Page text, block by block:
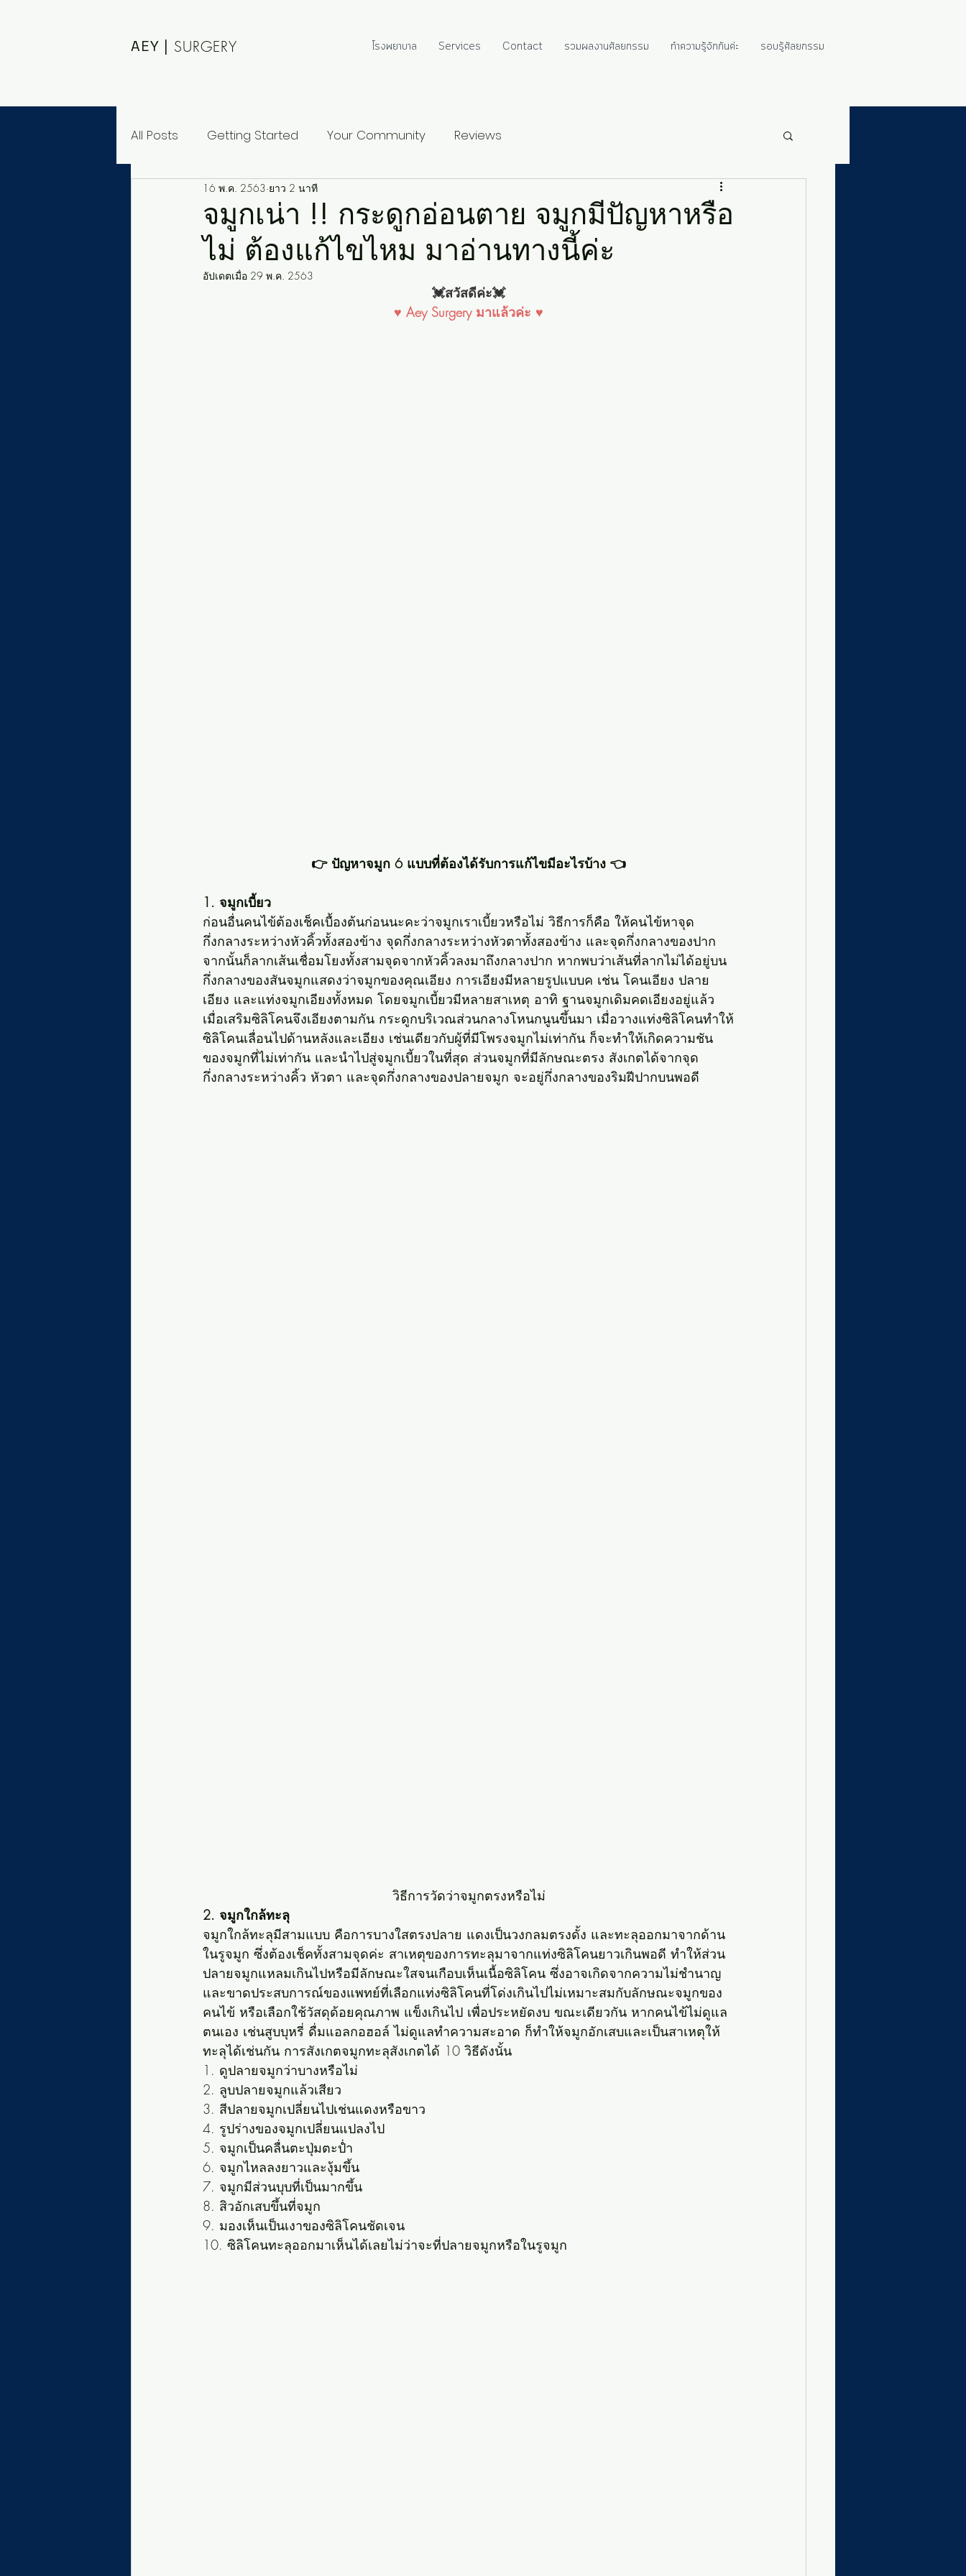
AEY | SURGERY โรงพยาบาล Services Contact รวมผลงานศัลยกรรม ทำความรู้จักกันค่ะ รอบรู้ศัลยกรรม
All Posts Getting Started Your Community Reviews
จมูกเน่า !! กระดูกอ่อนตาย จมูกมีปัญหาหรือ
ไม่ ต้องแก้ไขไหม มาอ่านทางนี้ค่ะ
16 พ.ค. 2563 ยาว 2 นาที
อัปเดตเมื่อ 29 พ.ค. 2563
💓สวัสดีค่ะ💓
♥ Aey Surgery มาแล้วค่ะ ♥
👉 ปัญหาจมูก 6 แบบที่ต้องได้รับการแก้ไขมีอะไรบ้าง 👈
1. จมูกเบี้ยว
ก่อนอื่นคนไข้ต้องเช็คเบื้องต้นก่อนนะคะว่าจมูกเราเบี้ยวหรือไม่ วิธีการก็คือ ให้คนไข้หาจุด
กึ่งกลางระหว่างหัวคิ้วทั้งสองข้าง จุดกึ่งกลางระหว่างหัวตาทั้งสองข้าง และจุดกึ่งกลางของปาก
จากนั้นก็ลากเส้นเชื่อมโยงทั้งสามจุดจากหัวคิ้วลงมาถึงกลางปาก หากพบว่าเส้นที่ลากไม่ได้อยู่บน
กึ่งกลางของสันจมูกแสดงว่าจมูกของคุณเอียง การเอียงมีหลายรูปแบบค เช่น โคนเอียง ปลาย
เอียง และแท่งจมูกเอียงทั้งหมด โดยจมูกเบี้ยวมีหลายสาเหตุ อาทิ ฐานจมูกเดิมคดเอียงอยู่แล้ว
เมื่อเสริมซิลิโคนจึงเอียงตามกัน กระดูกบริเวณส่วนกลางโหนกนูนขึ้นมา เมื่อวางแท่งซิลิโคนทำให้
ซิลิโคนเลื่อนไปด้านหลังและเอียง เช่นเดียวกับผู้ที่มีโพรงจมูกไม่เท่ากัน ก็จะทำให้เกิดความชัน
ของจมูกที่ไม่เท่ากัน และนำไปสู่จมูกเบี้ยวในที่สุด ส่วนจมูกที่มีลักษณะตรง สังเกตได้จากจุด
กึ่งกลางระหว่างคิ้ว หัวตา และจุดกึ่งกลางของปลายจมูก จะอยู่กึ่งกลางของริมฝีปากบนพอดี
วิธีการวัดว่าจมูกตรงหรือไม่
2. จมูกใกล้ทะลุ
จมูกใกล้ทะลุมีสามแบบ คือการบางใสตรงปลาย แดงเป็นวงกลมตรงดั้ง และทะลุออกมาจากด้าน
ในรูจมูก ซึ่งต้องเช็คทั้งสามจุดค่ะ สาเหตุของการทะลุมาจากแท่งซิลิโคนยาวเกินพอดี ทำให้ส่วน
ปลายจมูกแหลมเกินไปหรือมีลักษณะใสจนเกือบเห็นเนื้อซิลิโคน ซึ่งอาจเกิดจากความไม่ชำนาญ
และขาดประสบการณ์ของแพทย์ที่เลือกแท่งซิลิโคนที่โด่งเกินไปไม่เหมาะสมกับลักษณะจมูกของ
คนไข้ หรือเลือกใช้วัสดุด้อยคุณภาพ แข็งเกินไป เพื่อประหยัดงบ ขณะเดียวกัน หากคนไข้ไม่ดูแล
ตนเอง เช่นสูบบุหรี่ ดื่มแอลกอฮอล์ ไม่ดูแลทำความสะอาด ก็ทำให้จมูกอักเสบและเป็นสาเหตุให้
ทะลุได้เช่นกัน การสังเกตจมูกทะลุสังเกตได้ 10 วิธีดังนั้น
1. ดูปลายจมูกว่าบางหรือไม่
2. ลูบปลายจมูกแล้วเสียว
3. สีปลายจมูกเปลี่ยนไปเช่นแดงหรือขาว
4. รูปร่างของจมูกเปลี่ยนแปลงไป
5. จมูกเป็นคลื่นตะปุ่มตะป่ำ
6. จมูกไหลลงยาวและงุ้มขึ้น
7. จมูกมีส่วนบุบที่เป็นมากขึ้น
8. สิวอักเสบขึ้นที่จมูก
9. มองเห็นเป็นเงาของซิลิโคนชัดเจน
10. ซิลิโคนทะลุออกมาเห็นได้เลยไม่ว่าจะที่ปลายจมูกหรือในรูจมูก